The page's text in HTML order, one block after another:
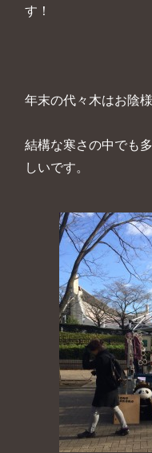
す！
年末の代々木はお陰
結構な寒さの中でも
しいです。